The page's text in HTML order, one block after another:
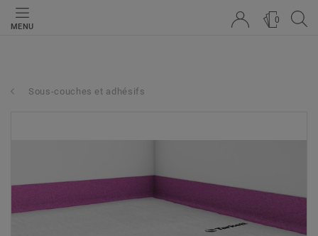
MENU
0
Sous-couches et adhésifs